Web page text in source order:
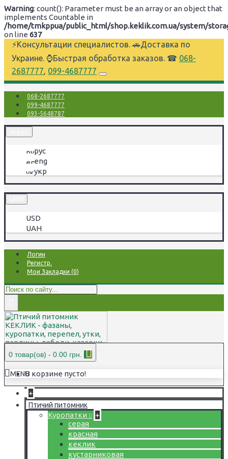
Warning: count(): Parameter must be an array or an object that
implements Countable in
/home/tmkppua/public_html/shop.keklik.com.ua/system/
on line 637
⚡Консультации специалистов. 🚗Доставка по
Украине. ⌚Быстрая обработка заказов. ☎ 068-
2687777, 099-4687777
068-2687777
099-4687777
093-5648787
рус
eng
укр
USD
UAH
Логин
Регистр.
Мои Закладки (0)
0 товар(ов) - 0.00 грн.
В корзине пусто!
MENU
+
Птичий питомник
Куропатки
+
серая
красная
кеклик
кустарниковая